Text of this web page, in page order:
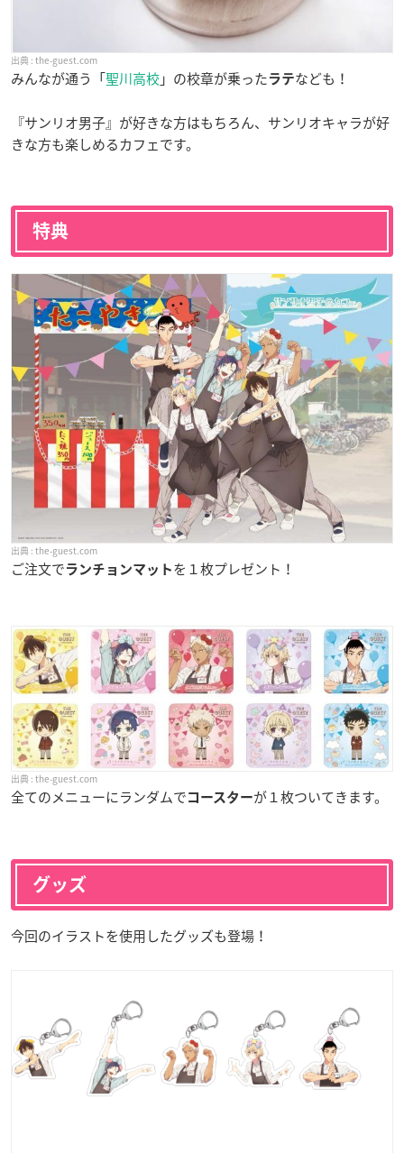
the-guest.com
みんなが通う「聖川高校」の校章が乗った ラテなども！
『サンリオ男子』が好きな方はもちろん、サンリオキャラが好
きな方も楽しめるカフェです。
特典
the-guest.com
ご注文で ランチョンマット を１枚プレゼント！
the-guest.com
全てのメニューにランダムで コースターが１枚ついてきます。
グッズ
今回のイラストを使用したグッズも登場！